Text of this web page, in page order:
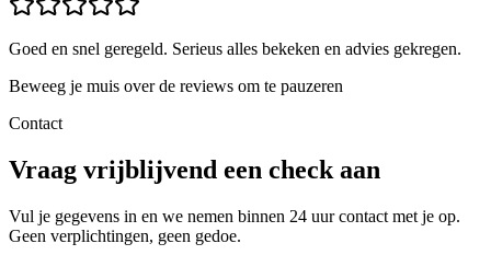
Goed en snel geregeld. Serieus alles bekeken en advies gekregen.
Beweeg je muis over de reviews om te pauzeren
Contact
Vraag vrijblijvend een check aan
Vul je gegevens in en we nemen binnen 24 uur contact met je op.
Geen verplichtingen, geen gedoe.